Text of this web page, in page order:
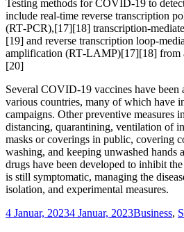
Testing methods for COVID-19 to
include real-time reverse transcription
(RT‑PCR),[17][18] transcription-
[19] and reverse transcription loop-
amplification (RT‑LAMP)[17][18] from
[20]
Several COVID-19 vaccines have been
various countries, many of which have
campaigns. Other preventive measures
distancing, quarantining, ventilation of
masks or coverings in public, covering
washing, and keeping unwashed hands
drugs have been developed to inhibit
is still symptomatic, managing the
isolation, and experimental measures.
4 Januar, 20234 Januar, 2023Business,